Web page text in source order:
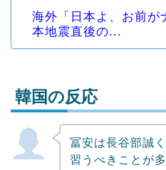
海外「日本よ、お前が
本地震直後の...
Powered by livedoor
韓国の反応
冨安は長谷部誠
習うべきことが